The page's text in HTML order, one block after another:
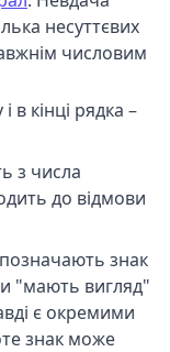
несуттєвих
числовим
в кінці рядка –
з числа
до відмови
знак
"мають вигляд"
є окремими
знак може